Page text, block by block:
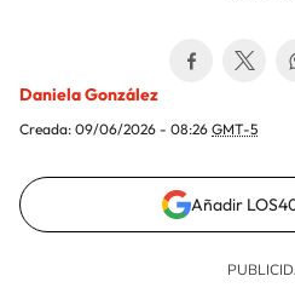
Daniela González
Creada: 09/06/2026 - 08:26 GMT-5
Añadir